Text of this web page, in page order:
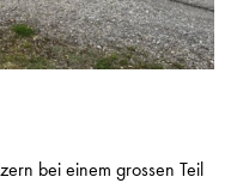
bei einem grossen Teil